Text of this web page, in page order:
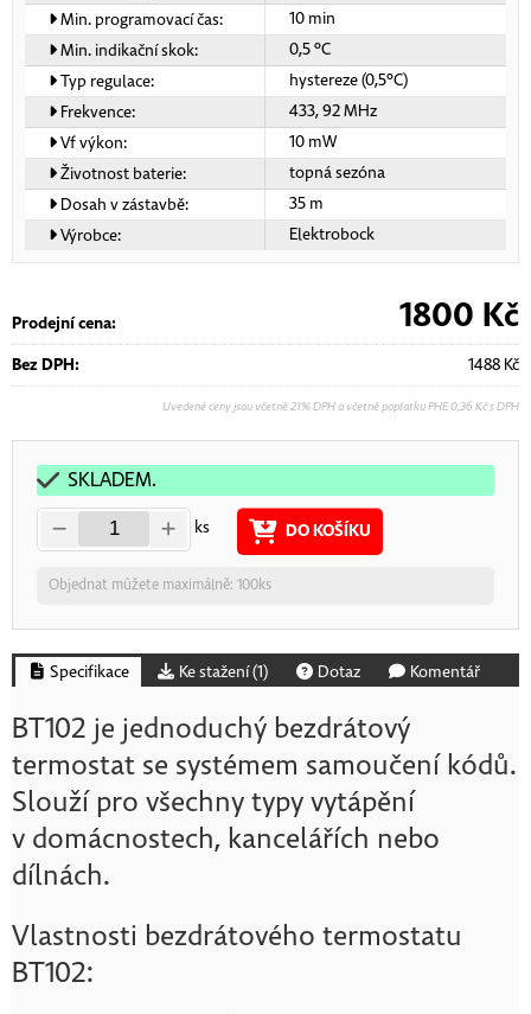
Min. programovací čas:
10 min
Min. indikační skok:
0,5 °C
Typ regulace:
hystereze (0,5°C)
Frekvence:
433, 92 MHz
Vf výkon:
10 mW
Životnost baterie:
topná sezóna
Dosah v zástavbě:
35 m
Výrobce:
Elektrobock
Prodejní cena: 1800 Kč
Bez DPH: 1488 Kč
Uvedené ceny jsou včetně 21% DPH a včetně poplatku PHE 0,36 Kč s DPH
SKLADEM.
ks DO KOŠÍKU
Objednat můžete maximálně: 100ks
Specifikace Ke stažení (1) Dotaz Komentář
BT102 je jednoduchý bezdrátový
termostat se systémem samoučení kódů.
Slouží pro všechny typy vytápění
v domácnostech, kancelářích nebo
dílnách.
Vlastnosti bezdrátového termostatu
BT102: